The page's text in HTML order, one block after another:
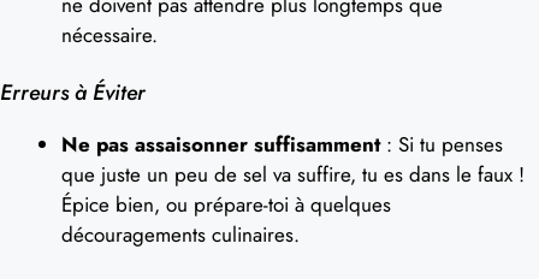
nécessaire.
Erreurs à Éviter
Ne pas assaisonner suffisamment: Si tu penses
que juste un peu de sel va suffire, tu es dans le faux !
Épice bien, ou prépare-toi à quelques
découragements culinaires.